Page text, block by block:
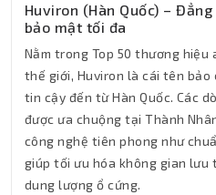
Huviron (Hàn Quốc) –
bảo mật tối đa
Nằm trong Top 50 thương
thế giới, Huviron là cái tên
tin cậy đến từ Hàn Quốc. Các
được ưa chuộng tại Thành
công nghệ tiên phong như
giúp tối ưu hóa không gian lưu
dung lượng ổ cứng.